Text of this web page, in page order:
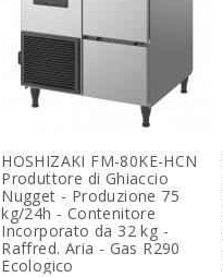
HOSHIZAKI FM-80KE-HCN
Produttore di Ghiaccio
Nugget - Produzione 75
kg/24h - Contenitore
Incorporato da 32 kg -
Raffred. Aria - Gas R290
Ecologico